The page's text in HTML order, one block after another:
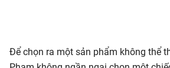
Để chọn ra một sản phẩm không thể